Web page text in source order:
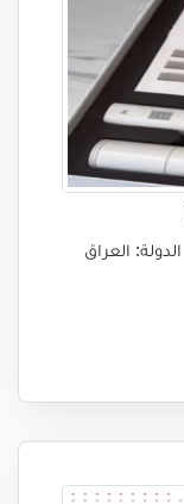
الدولة: العراق